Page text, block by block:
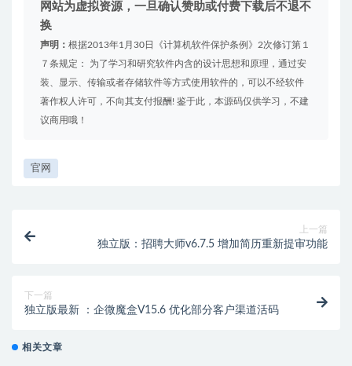
网站为虚拟资源，一旦确认赞助或付费下载后不退不
换
声明： 根据2013年1月30日《计算机软件保护条例》2次修订第１
７条规定： 为了学习和研究软件内含的设计思想和原理，通过安
装、显示、传输或者存储软件等方式使用软件的，可以不经软件
著作权人许可，不向其支付报酬! 鉴于此，本源码仅供学习，不建
议商用哦！
官网
上一篇
独立版：招聘大师v6.7.5 增加简历重新提审功能
下一篇
独立版最新 ：企微魔盒V15.6 优化部分客户渠道活码
相关文章